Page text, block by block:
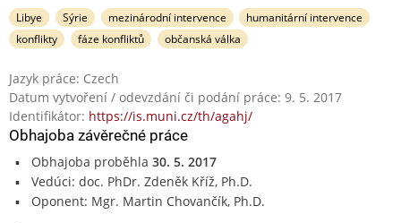
Libye Sýrie mezinárodní intervence
humanitární intervence
konflikty
fáze konfliktů občanská válka
Jazyk práce: Czech
Datum vytvoření / odevzdání či podání práce: 9. 5. 2017
Identifikátor: https://is.muni.cz/th/agahj/
Obhajoba závěrečné práce
Obhajoba proběhla 30. 5. 2017
Vedúci: doc. PhDr. Zdeněk Kříž, Ph.D.
Oponent: Mgr. Martin Chovančík, Ph.D.